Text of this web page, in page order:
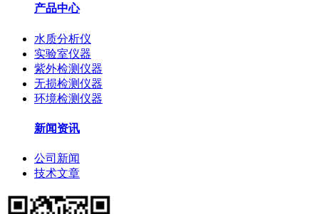
产品中心
水质分析仪
实验室仪器
紫外检测仪器
无损检测仪器
环境检测仪器
新闻资讯
公司新闻
技术文章